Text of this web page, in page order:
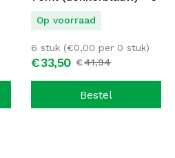
stuks
Op voorraad
€41,94
€33,50
6 stuk (€0,00 per 0 stuk)
Bestel